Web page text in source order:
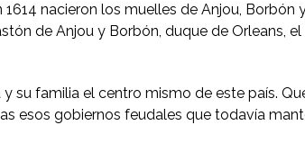
nacieron los muelles de Anjou, Borbón
de Anjou y Borbón, duque de Orleans, el
su familia el centro mismo de este país.
esos gobiernos feudales que todavía